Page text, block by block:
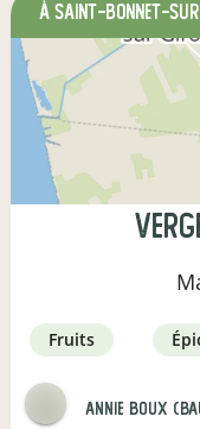
à Saint-Bonnet-
fruits
annie boux